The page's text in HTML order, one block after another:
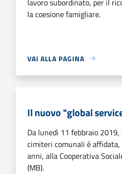
la coesione famigliare.
VAI ALLA PAGINA
Il nuovo "global
Da lunedì 11 febbraio
cimiteri comunali è
anni, alla Cooperativa
(MB).